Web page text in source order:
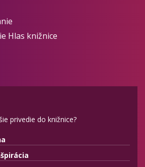
Hlas knižnice
privedie do knižnice?